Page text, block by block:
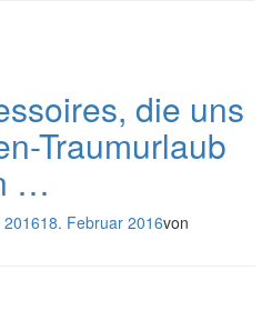
die uns
Traumurlaub
…
18. Februar 2016von